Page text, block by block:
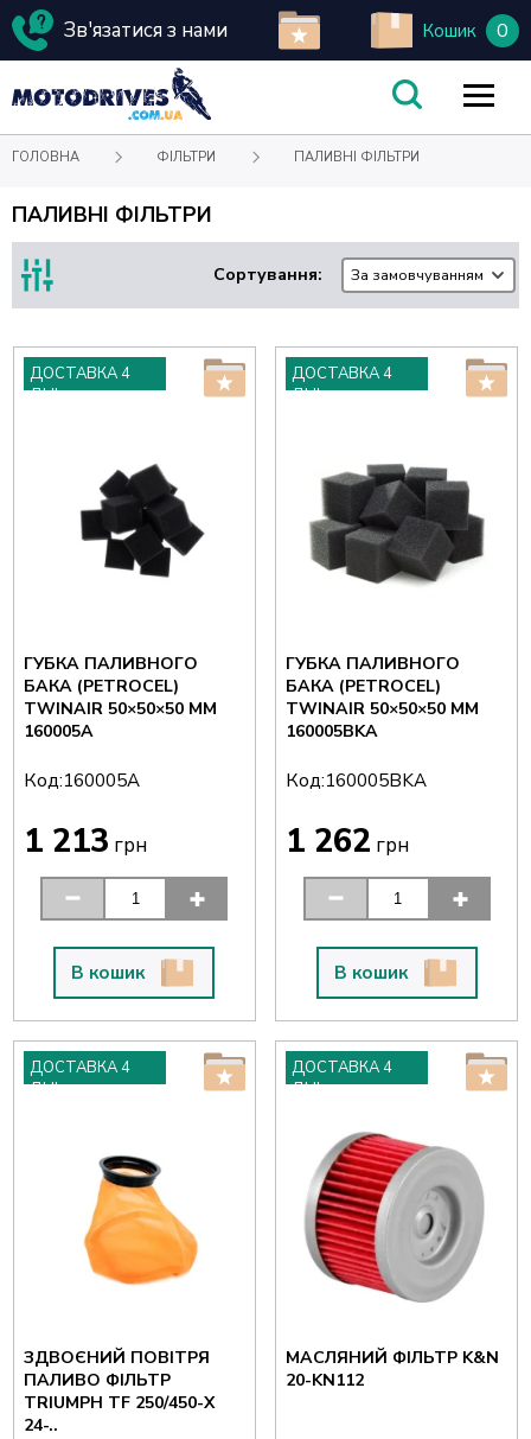
Зв'язатися з нами Кошик 0
ГОЛОВНА ФІЛЬТРИ ПАЛИВНІ ФІЛЬТРИ
ПАЛИВНІ ФІЛЬТРИ
Сортування: За замовчуванням
ДОСТАВКА 4
ДНІ
ГУБКА ПАЛИВНОГО
БАКА (PETROCEL)
TWINAIR 50×50×50 ММ
160005A
Код:160005A
1 213 грн
В кошик
ДОСТАВКА 4
ДНІ
ГУБКА ПАЛИВНОГО
БАКА (PETROCEL)
TWINAIR 50×50×50 ММ
160005BKA
Код:160005BKA
1 262 грн
В кошик
ДОСТАВКА 4
ДНІ
ЗДВОЄНИЙ ПОВІТРЯ
ПАЛИВО ФІЛЬТР
TRIUMPH TF 250/450-X
24-..
ДОСТАВКА 4
ДНІ
МАСЛЯНИЙ ФІЛЬТР K&N
20-KN112